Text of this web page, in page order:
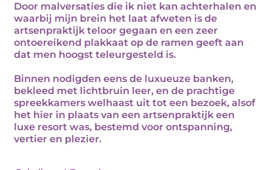
Door malversaties die ik niet kan achterhalen en
waarbij mijn brein het laat afweten is de
artsenpraktijk teloor gegaan en een zeer
ontoereikend plakkaat op de ramen geeft aan
dat men hoogst teleurgesteld is.
Binnen nodigden eens de luxueuze banken,
bekleed met lichtbruin leer, en de prachtige
spreekkamers welhaast uit tot een bezoek, alsof
het hier in plaats van een artsenpraktijk een
luxe resort was, bestemd voor ontspanning,
vertier en plezier.